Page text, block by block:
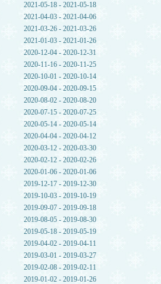
2021-05-18 - 2021-05-18
2021-04-03 - 2021-04-06
2021-03-26 - 2021-03-26
2021-01-03 - 2021-01-26
2020-12-04 - 2020-12-31
2020-11-16 - 2020-11-25
2020-10-01 - 2020-10-14
2020-09-04 - 2020-09-15
2020-08-02 - 2020-08-20
2020-07-15 - 2020-07-25
2020-05-14 - 2020-05-14
2020-04-04 - 2020-04-12
2020-03-12 - 2020-03-30
2020-02-12 - 2020-02-26
2020-01-06 - 2020-01-06
2019-12-17 - 2019-12-30
2019-10-03 - 2019-10-19
2019-09-07 - 2019-09-18
2019-08-05 - 2019-08-30
2019-05-18 - 2019-05-19
2019-04-02 - 2019-04-11
2019-03-01 - 2019-03-27
2019-02-08 - 2019-02-11
2019-01-02 - 2019-01-26